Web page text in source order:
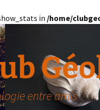
in /home/
entre amis